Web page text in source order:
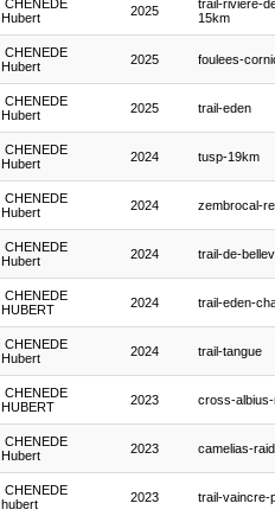
CHENEDE
Hubert
2025
trail-riviere-
15km
CHENEDE
Hubert
2025 foulees-
CHENEDE
Hubert
2025 trail-eden
CHENEDE
Hubert
2024 tusp-19km
CHENEDE
Hubert
2024 zembrocal-
CHENEDE
Hubert
2024 trail-de-
CHENEDE
HUBERT
2024 trail-eden-
CHENEDE
Hubert
2024 trail-tangue
CHENEDE
HUBERT
2023 cross-
CHENEDE
Hubert
2023 camelias-raid
CHENEDE
hubert
2023 trail-vaincre-